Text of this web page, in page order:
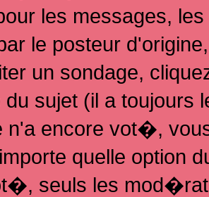
les messages,
le posteur
un sondage,
du sujet (il a
n'a encore vot�,
quelle option
seuls les